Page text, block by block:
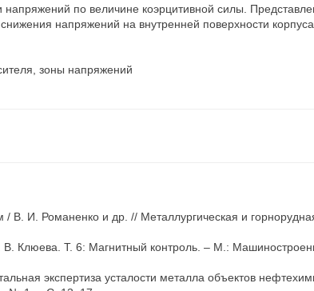
по величине коэрцитивной силы.
напряжений на внутренней поверхности
зоны напряжений
В. И. Романенко и др. // Металлургическая и
Клюева. Т. 6: Магнитный контроль. – М.:
экспертиза усталости металла объектов